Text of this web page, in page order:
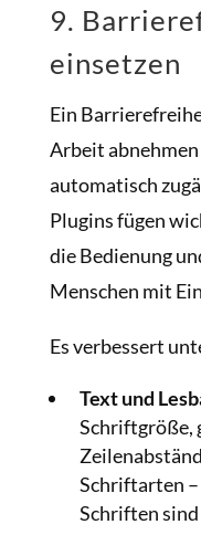
9.
einsetzen
Ein
Arbeit
automatisch
Plugins fügen
die Bedienung
Menschen mit
Es verbessert
Text und
Schriftgröße,
Schriftarten –
Schriften